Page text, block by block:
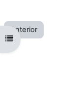
Abrir índice da disciplina
Anterior